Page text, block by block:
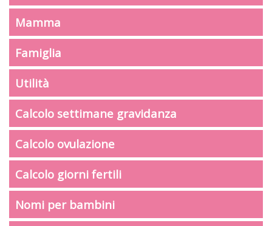
Mamma
Famiglia
Utilità
Calcolo settimane gravidanza
Calcolo ovulazione
Calcolo giorni fertili
Nomi per bambini